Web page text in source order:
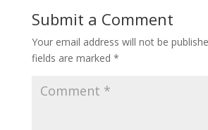
Submit a Comment
Your email address will not be
fields are marked *